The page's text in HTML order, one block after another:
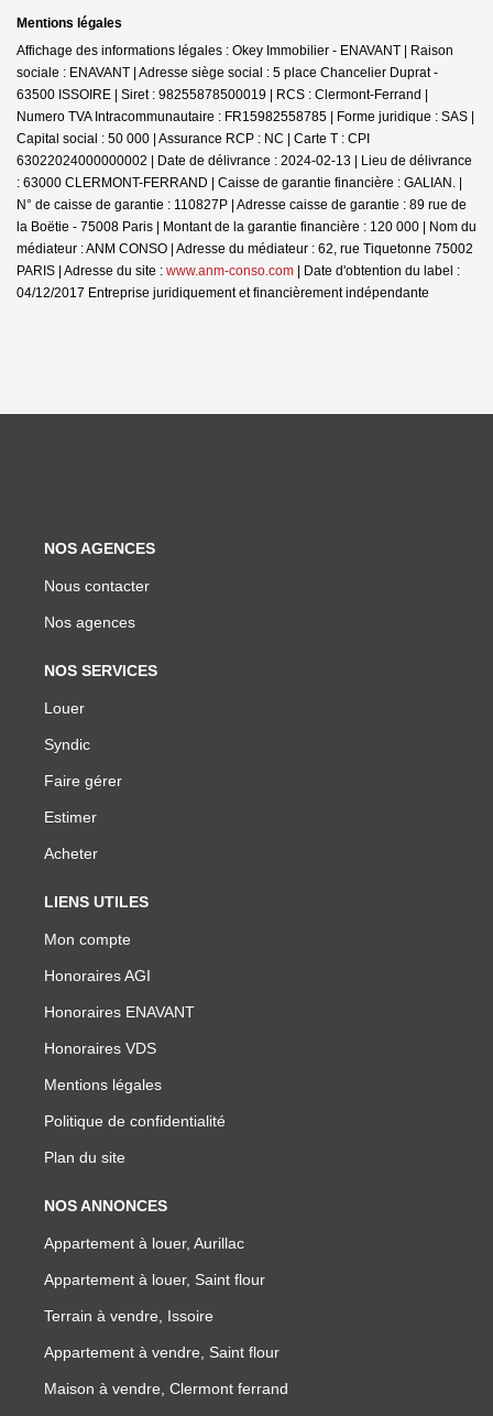
Mentions légales
Affichage des informations légales : Okey Immobilier - ENAVANT | Raison
sociale : ENAVANT | Adresse siège social : 5 place Chancelier Duprat -
63500 ISSOIRE | Siret : 98255878500019 | RCS : Clermont-Ferrand |
Numero TVA Intracommunautaire : FR15982558785 | Forme juridique : SAS |
Capital social : 50 000 | Assurance RCP : NC | Carte T : CPI
63022024000000002 | Date de délivrance : 2024-02-13 | Lieu de délivrance
: 63000 CLERMONT-FERRAND | Caisse de garantie financière : GALIAN. |
N° de caisse de garantie : 110827P | Adresse caisse de garantie : 89 rue de
la Boëtie - 75008 Paris | Montant de la garantie financière : 120 000 | Nom du
médiateur : ANM CONSO | Adresse du médiateur : 62, rue Tiquetonne 75002
PARIS | Adresse du site : www.anm-conso.com | Date d'obtention du label :
04/12/2017 Entreprise juridiquement et financièrement indépendante
NOS AGENCES
Nous contacter
Nos agences
NOS SERVICES
Louer
Syndic
Faire gérer
Estimer
Acheter
LIENS UTILES
Mon compte
Honoraires AGI
Honoraires ENAVANT
Honoraires VDS
Mentions légales
Politique de confidentialité
Plan du site
NOS ANNONCES
Appartement à louer, Aurillac
Appartement à louer, Saint flour
Terrain à vendre, Issoire
Appartement à vendre, Saint flour
Maison à vendre, Clermont ferrand